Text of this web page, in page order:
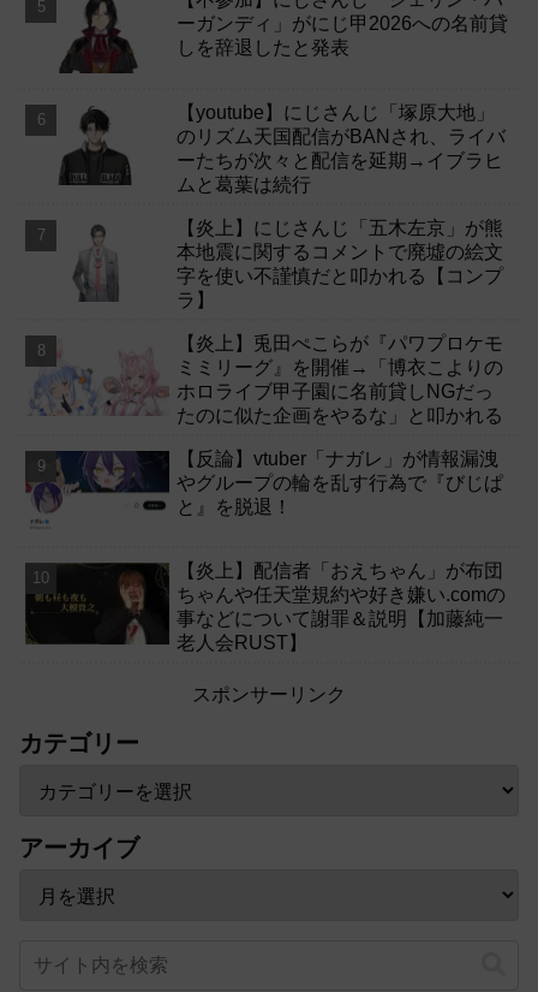
ーガンディ」がにじ甲2026への名前貸
しを辞退したと発表
【youtube】にじさんじ「塚原大地」
のリズム天国配信がBANされ、ライバ
ーたちが次々と配信を延期→イブラヒ
ムと葛葉は続行
【炎上】にじさんじ「五木左京」が熊
本地震に関するコメントで廃墟の絵文
字を使い不謹慎だと叩かれる【コンプ
ラ】
【炎上】兎田ぺこらが『パワプロケモ
ミミリーグ』を開催→「博衣こよりの
ホロライブ甲子園に名前貸しNGだっ
たのに似た企画をやるな」と叩かれる
【反論】vtuber「ナガレ」が情報漏洩
やグループの輪を乱す行為で『びじぱ
と』を脱退！
【炎上】配信者「おえちゃん」が布団
ちゃんや任天堂規約や好き嫌い.comの
事などについて謝罪＆説明【加藤純一
老人会RUST】
スポンサーリンク
カテゴリー
アーカイブ